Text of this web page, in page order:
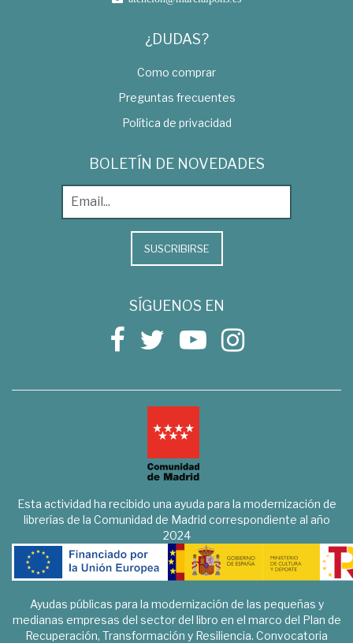
¿DUDAS?
Como comprar
Preguntas frecuentes
Política de privacidad
BOLETÍN DE NOVEDADES
SUSCRIBIRSE
SÍGUENOS EN
Esta actividad ha recibido una ayuda para la modernización de
librerías de la Comunidad de Madrid correspondiente al año
2024
Ayudas públicas para la modernización de las pequeñas y
medianas empresas del sector del libro en el marco del Plan de
Recuperación, Transformación y Resiliencia. Convocatoria